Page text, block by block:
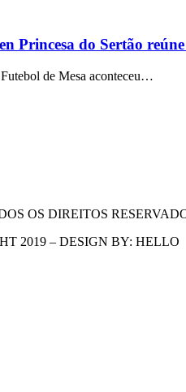
Princesa do Sertão
de Mesa aconteceu…
OS DIREITOS
2019 – DESIGN BY: HELLO